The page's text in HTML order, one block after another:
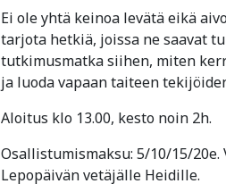
Ei ole yhtä keinoa levätä eikä
tarjota hetkiä, joissa ne saavat
tutkimusmatka siihen, miten
ja luoda vapaan taiteen
Aloitus klo 13.00, kesto noin 2h.
Osallistumismaksu: 5/10/15/
Lepopäivän vetäjälle Heidille.